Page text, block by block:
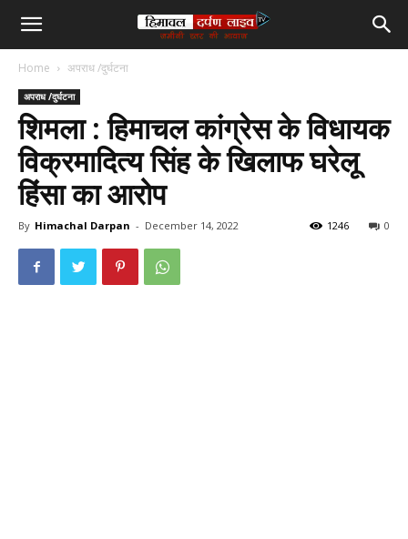
हिमाचल
लाइव
टीवी
Home अपराध /दुर्घटना
अपराध /दुर्घटना
शिमला : हिमाचल कांग्रेस के विधायक
विक्रमादित्य सिंह के खिलाफ घरेलू
हिंसा का आरोप
By Himachal Darpan - December 14, 2022 0
1246